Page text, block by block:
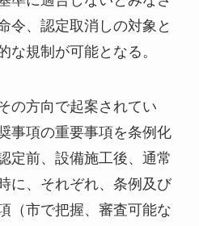
令、認定取消しの対象と
な規制が可能となる。
の方向で起案されてい
事項の重要事項を条例化
定前、設備施工後、通常
に、それぞれ、条例及び
（市で把握、審査可能な